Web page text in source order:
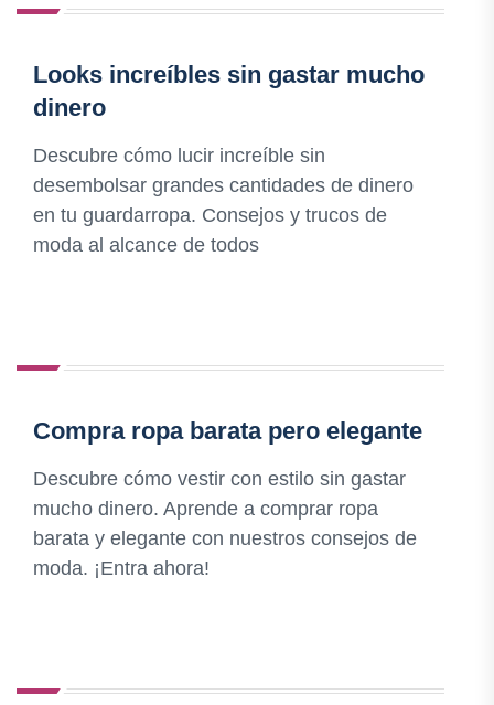
Looks increíbles sin gastar mucho
dinero
Descubre cómo lucir increíble sin
desembolsar grandes cantidades de dinero
en tu guardarropa. Consejos y trucos de
moda al alcance de todos
Compra ropa barata pero elegante
Descubre cómo vestir con estilo sin gastar
mucho dinero. Aprende a comprar ropa
barata y elegante con nuestros consejos de
moda. ¡Entra ahora!